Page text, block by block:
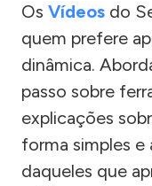
Os Vídeos do
quem prefere
dinâmica.
passo sobre
explicações
forma simples e
daqueles que